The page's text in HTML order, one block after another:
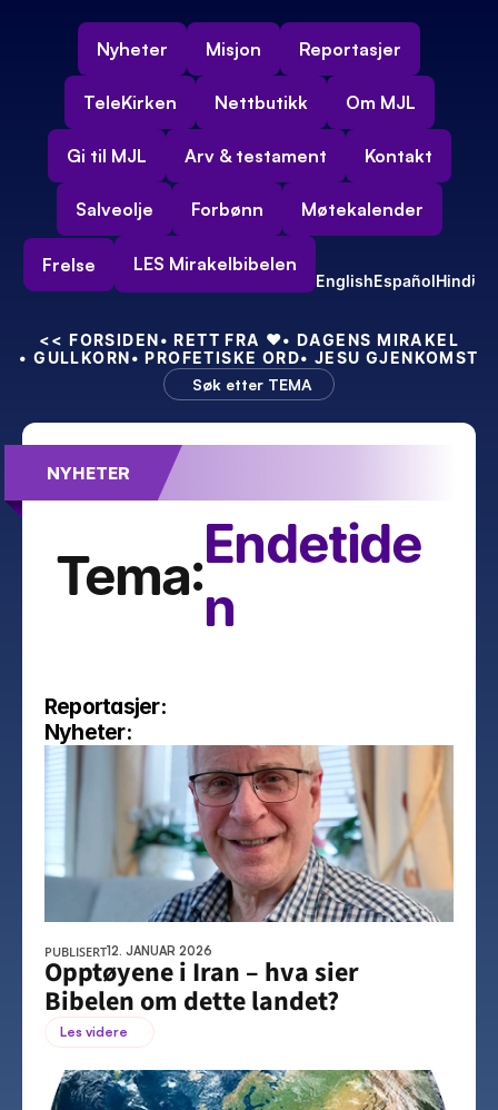
Nyheter Misjon Reportasjer
TeleKirken Nettbutikk Om MJL
Gi til MJL Arv & testament Kontakt
Salveolje Forbønn Møtekalender
Frelse LES Mirakelbibelen
EnglishEspañolHindi
<< FORSIDEN• RETT FRA ❤️• DAGENS MIRAKEL
• GULLKORN• PROFETISKE ORD• JESU GJENKOMST
Søk etter TEMA
NYHETER
Feiret 55-års bryllupsdag – med kraft!
Tema:Endetide
n
Reportasjer:
Nyheter:
PUBLISERT12. JANUAR 2026
Opptøyene i Iran – hva sier
Bibelen om dette landet?
Les videre